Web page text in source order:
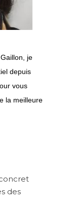
je
depuis
vous
la meilleure
des